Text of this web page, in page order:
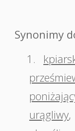
Synonimy
1.
urągliwy,